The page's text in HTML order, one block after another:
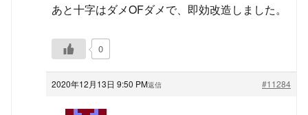
あと十字はダメOFダメで、即効改造しました。
0
2020年12月13日 9:50 PM #11284
返信